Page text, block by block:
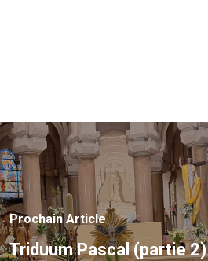
Prochain Article
Triduum Pascal (partie 2)